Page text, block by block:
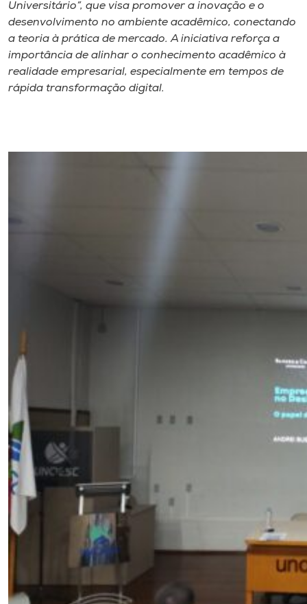
Universitário”, que visa promover a inovação e o
desenvolvimento no ambiente acadêmico, conectando
a teoria à prática de mercado. A iniciativa reforça a
importância de alinhar o conhecimento acadêmico à
realidade empresarial, especialmente em tempos de
rápida transformação digital.